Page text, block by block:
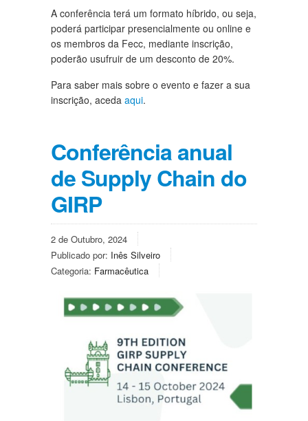
A conferência terá um formato híbrido, ou seja,
poderá participar presencialmente ou online e
os membros da Fecc, mediante inscrição,
poderão usufruir de um desconto de 20%.
Para saber mais sobre o evento e fazer a sua
inscrição, aceda aqui.
Conferência anual
de Supply Chain do
GIRP
2 de Outubro, 2024
Publicado por: Inês Silveiro
Categoria: Farmacêutica